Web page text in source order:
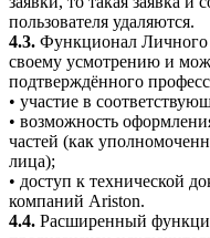
пользователя удаляются.
4.3. Функционал Личного
своему усмотрению и
подтверждённого
• участие в
• возможность
частей (как
лица);
• доступ к технической
компаний Ariston.
4.4. Расширенный